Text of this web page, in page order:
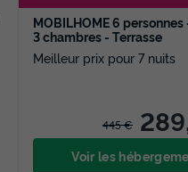
MOBILHOME 6
3 chambres - Terrasse
Meilleur prix pour 7 nuits
445 €
Voir les